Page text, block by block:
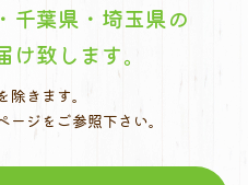
千葉県・埼玉県の
致します。
きます。
ジをご参照下さい。